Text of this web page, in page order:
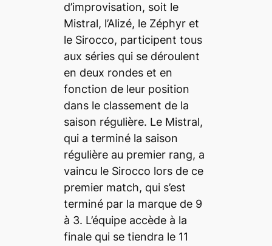
d’improvisation, soit le
Mistral, l’Alizé, le Zéphyr et
le Sirocco, participent tous
aux séries qui se déroulent
en deux rondes et en
fonction de leur position
dans le classement de la
saison régulière. Le Mistral,
qui a terminé la saison
régulière au premier rang, a
vaincu le Sirocco lors de ce
premier match, qui s’est
terminé par la marque de 9
à 3. L’équipe accède à la
finale qui se tiendra le 11